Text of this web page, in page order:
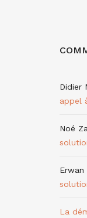
Didier
appel
Noé
Erwan
La